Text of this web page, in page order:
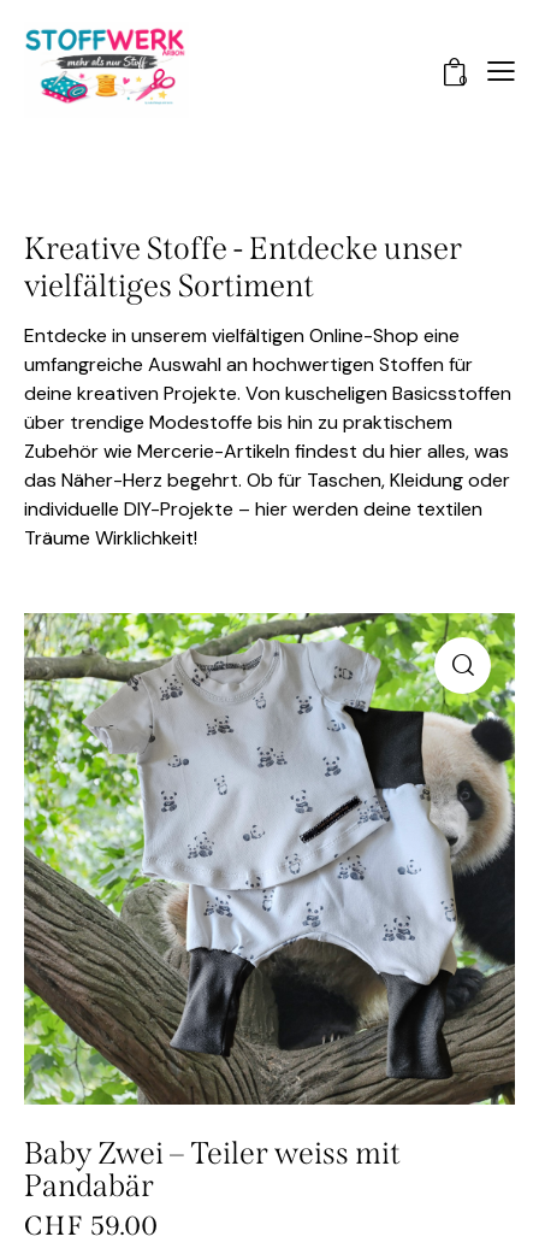
0
Kreative Stoffe - Entdecke unser
vielfältiges Sortiment
Entdecke in unserem vielfältigen Online-Shop eine
umfangreiche Auswahl an hochwertigen Stoffen für
deine kreativen Projekte. Von kuscheligen Basicsstoffen
über trendige Modestoffe bis hin zu praktischem
Zubehör wie Mercerie-Artikeln findest du hier alles, was
das Näher-Herz begehrt. Ob für Taschen, Kleidung oder
individuelle DIY-Projekte – hier werden deine textilen
Träume Wirklichkeit!
Baby Zwei – Teiler weiss mit
Pandabär
CHF 59.00